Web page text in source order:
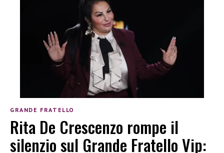
GRANDE FRATELLO
Rita De Crescenzo rompe il
silenzio sul Grande Fratello Vip: